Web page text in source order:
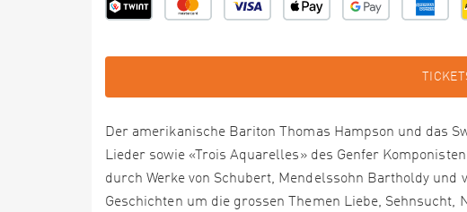
Der amerikanische Bariton Thomas Hampson und das
Lieder sowie «Trois Aquarelles» des Genfer
durch Werke von Schubert, Mendelssohn Bartholdy und
Geschichten um die grossen Themen Liebe, Sehnsucht,